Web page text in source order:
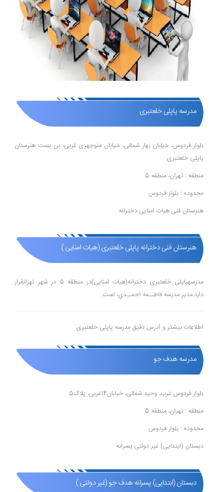
مدرسه پاپلی خلعتبری
بلوار فردوس، خیابان بهار شمالی، خیابان منوچهری غربی، بن بست هنرستان
پاپلی خلعتبری
منطقه : تهران، منطقه 5
محدوده : بلوار فردوس
هنرستان فنی هیات امنایی دخترانه
هنرستان فنی دخترانه پاپلی خلعتبری (هیات امنایی )
مدرسهپاپلی خلعتبری دخترانه(هیات امنایی)در منطقه 5 در شهر تهرانقرار
دارد.مدیر مدرسه فاطــمه احمــدي، است.
اطلاعات بیشتر و آدرس دقیق مدرسه پاپلی خلعتبری
مدرسه هدف جو
بلوار فردوس غرب، وحید شمالی، خیابان14غربی، پلاک5
منطقه : تهران، منطقه 5
محدوده : بلوار فردوس
دبستان (ابتدایی) غیر دولتی پسرانه
دبستان (ابتدایی) پسرانه هدف جو (غیر دولتی )